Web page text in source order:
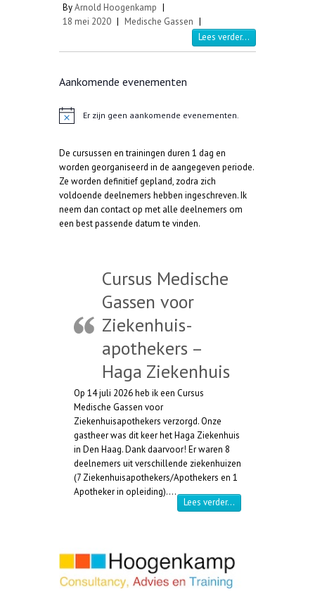
ByArnold Hoogenkamp |
18 mei 2020 | Medische Gassen |
Lees verder...
Aankomende evenementen
c
h
t
Er zijn geen aankomende evenementen.
De cursussen en trainingen duren 1 dag en
worden georganiseerd in de aangegeven periode.
Ze worden definitief gepland, zodra zich
voldoende deelnemers hebben ingeschreven. Ik
neem dan contact op met alle deelnemers om
een best passende datum te vinden.
Cursus Medische
Gassen voor
Ziekenhuis-
apothekers –
Haga Ziekenhuis
Op 14 juli 2026 heb ik een Cursus
Medische Gassen voor
Ziekenhuisapothekers verzorgd. Onze
gastheer was dit keer het Haga Ziekenhuis
in Den Haag. Dank daarvoor! Er waren 8
deelnemers uit verschillende ziekenhuizen
(7 Ziekenhuisapothekers/Apothekers en 1
Apotheker in opleiding).…
Lees verder…